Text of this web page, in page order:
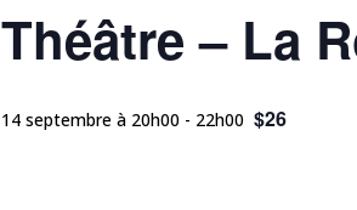
Théâtre – La
14 septembre à 20h00 - 22h00 $26